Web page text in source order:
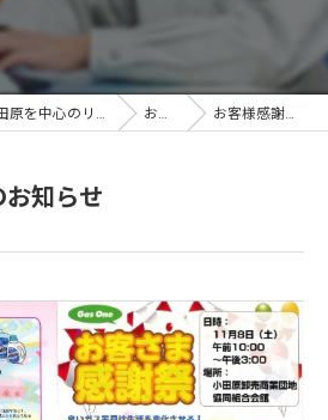
神奈川県足柄上郡や小田原を中心のリフォームなら株式会社ナカネン お知らせ お客様感謝祭のお知らせ
知らせ